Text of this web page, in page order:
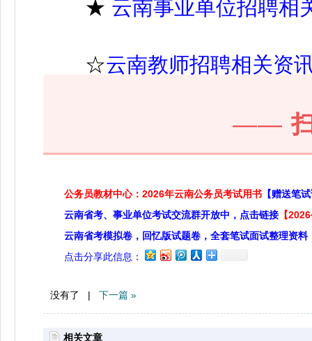
★ 云南事业单位招聘相
☆云南教师招聘相关资
——
公务员教材中心：2026年云南公务员考试用书 【赠送笔
云南省考、事业单位考试交流群开放中，点击链接 【
云南省考模拟卷，回忆版试题卷，全套笔试面试整理资料
点击分享此信息：
没有了 | 下一篇 »
相关文章